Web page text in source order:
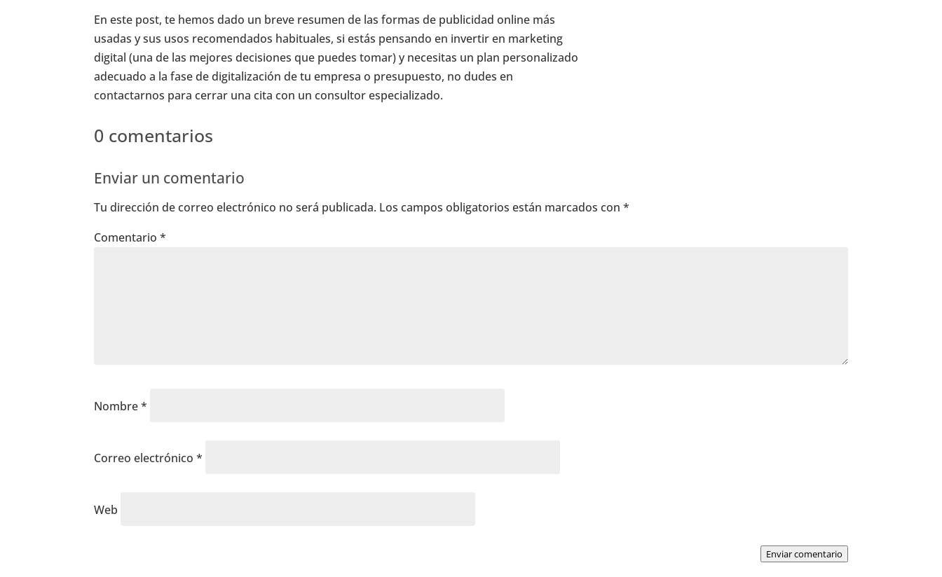
En este post, te hemos dado un breve resumen de las formas de publicidad online más
usadas y sus usos recomendados habituales, si estás pensando en invertir en marketing
digital (una de las mejores decisiones que puedes tomar) y necesitas un plan personalizado
adecuado a la fase de digitalización de tu empresa o presupuesto, no dudes en
contactarnos para cerrar una cita con un consultor especializado.
0 comentarios
Enviar un comentario
Tu dirección de correo electrónico no será publicada. Los campos obligatorios están marcados con*
Comentario*
Nombre*
Correo electrónico*
Web
Enviar comentario